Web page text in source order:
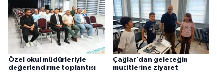
Özel okul müdürleriyle
değerlendirme toplantısı
Çağlar'dan geleceğin
mucitlerine ziyaret